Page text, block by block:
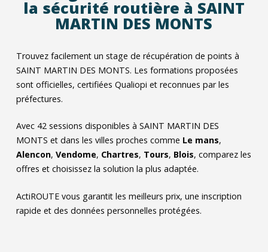
la sécurité routière à SAINT
MARTIN DES MONTS
Trouvez facilement un stage de récupération de points à
SAINT MARTIN DES MONTS. Les formations proposées
sont officielles, certifiées Qualiopi et reconnues par les
préfectures.
Avec 42sessions disponibles à SAINT MARTIN DES
MONTS et dans les villes proches comme Le mans,
Alencon, Vendome, Chartres, Tours, Blois, comparez les
offres et choisissez la solution la plus adaptée.
ActiROUTE vous garantit les meilleurs prix, une inscription
rapide et des données personnelles protégées.